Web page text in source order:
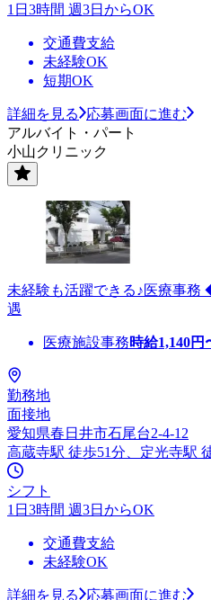
1日3時間 週3日からOK
交通費支給
未経験OK
短期OK
詳細を見る
応募画面に進む
アルバイト・パート
小山クリニック
未経験も活躍できる♪医療事
遇
医療施設事務時給1,140円
勤務地
面接地
愛知県春日井市石尾台2-4-12
高蔵寺駅 徒歩51分、定光寺駅
シフト
1日3時間 週3日からOK
交通費支給
未経験OK
詳細を見る
応募画面に進む